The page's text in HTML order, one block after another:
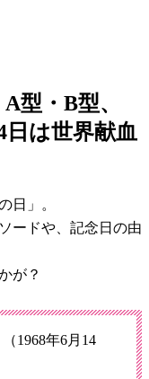
型・B型、
は世界献血
日」。
ードや、記念日の由
が？
1968年6月14